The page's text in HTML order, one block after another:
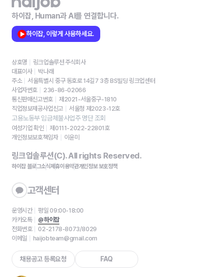
하이잡, Human과 AI를 연결합니다.
하이잡, 이렇게 사용하세요.
상호명
링크업솔루션 주식회사
대표이사
박나래
주소
서울특별시 중구 동호로 14길7 3층 BS빌딩 링크업센터
사업자번호
236-86-02066
통신판매신고번호
제2021-서울중구-1810
직업정보제공사업신고
서울청 제2023-12호
고용노동부 임금체불사업주 명단 조회
여성기업 확인
제0111-2022-22801호
개인정보보호책임자
이윤미
링크업솔루션(C). All rights Reserved.
하이잡 블로그소식제휴이용약관개인정보 보호정책
고객센터
운영시간
평일 09:00-18:00
카카오톡
@하이잡
전화번호
02-2178-8073/8029
이메일
haijobteam@gmail.com
채용공고 등록요청 FAQ